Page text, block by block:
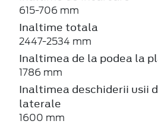
615-706 mm
Inaltime totala
2447-2534 mm
Inaltimea de la podea la
1786 mm
Inaltimea deschiderii usii
laterale
1600 mm